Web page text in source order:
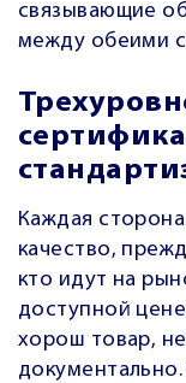
связывающие
между обеими
Каждая
качество,
кто идут на
доступной
хорош товар,